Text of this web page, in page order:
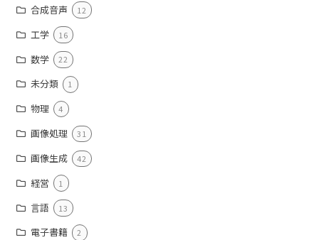
合成音声 12
工学 16
数学 22
未分類 1
物理 4
画像処理 31
画像生成 42
経営 1
言語 13
電子書籍 2